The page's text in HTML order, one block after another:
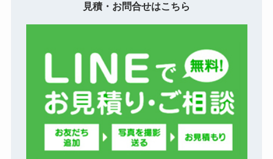
見積・お問合せはこちら